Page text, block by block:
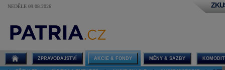
NEDĚLE 09.08.2026
2xL ALV/RBI
open online
ZPRAVODAJSTVÍ AKCIE & FONDY MĚNY & SAZBY